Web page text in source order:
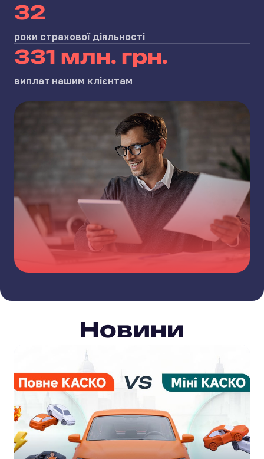
32
роки страхової діяльності
331 млн. грн.
виплат нашим клієнтам
Новини